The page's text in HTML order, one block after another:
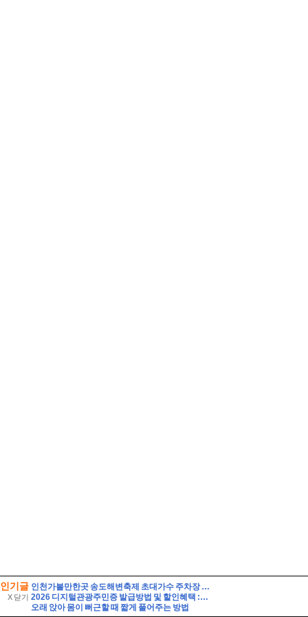
인기글
X 닫기
인천가볼만한곳 송도해변축제 초대가수 주차장 연수구 여행
2026 디지털관광주민증 발급방법 및 할인혜택 :: 영동 가성비 여행 (영동 와인터널 및 레인보우 힐링센터 입장료 할인 등)
오래 앉아 몸이 뻐근할 때 짧게 풀어주는 방법